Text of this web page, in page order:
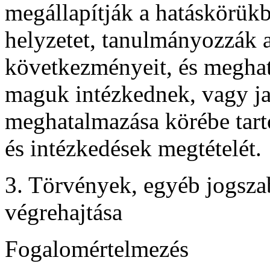
megállapítják a
helyzetet, tanulmányozzák
következményeit, és
maguk intézkednek, vagy
meghatalmazása körébe
és intézkedések megtételét.
3. Törvények, egyéb
végrehajtása
Fogalomértelmezés